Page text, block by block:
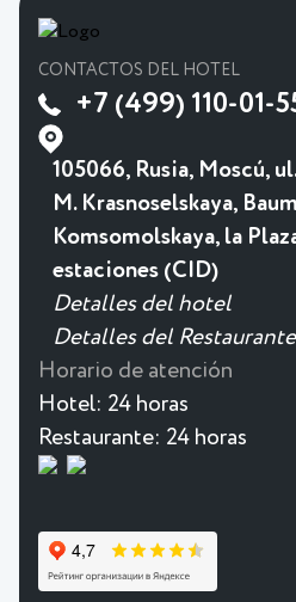
CONTACTOS DEL HOTEL
+7 (499) 110-01-
105066, Rusia, Moscú,
M. Krasnoselskaya,
Komsomolskaya, la
estaciones (CID)
Detalles del hotel
Detalles del Restaurante
Horario de atención
Hotel: 24 horas
Restaurante: 24 horas